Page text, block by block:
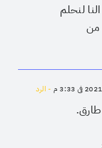
لنحلم
من
- الرد